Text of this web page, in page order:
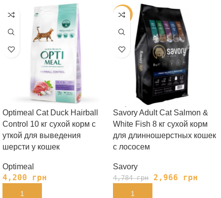
Optimeal Cat Duck Hairball
Control 10 кг сухой корм с
уткой для выведения
шерсти у кошек
Optimeal
4,200 грн
В КОРЗИНУ
-38%
Savory Adult Cat Salmon &
White Fish 8 кг сухой корм
для длинношерстных кошек
с лососем
Savory
4,784грн 2,966 грн
В КОРЗИНУ